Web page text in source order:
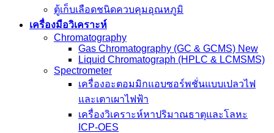
ตู้เก็บเลือดชนิดควบคุมอุณหภูมิ
เครื่องมือวิเคราะห์
Chromatography
Gas Chromatography (GC & GCMS) New
Liquid Chromatograph (HPLC & LCMSMS)
Spectrometer
เครื่องอะตอมมิกแอบซอร์พชั่นแบบเปลวไฟ
และเตาเผาไฟฟ้า
เครื่องวิเคราะห์หาปริมาณธาตุและโลหะ
ICP-OES